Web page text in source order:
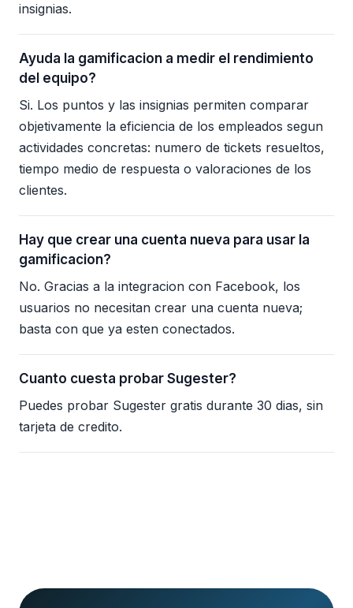
insignias.
Ayuda la gamificacion a medir el rendimiento
del equipo?
Si. Los puntos y las insignias permiten comparar
objetivamente la eficiencia de los empleados segun
actividades concretas: numero de tickets resueltos,
tiempo medio de respuesta o valoraciones de los
clientes.
Hay que crear una cuenta nueva para usar la
gamificacion?
No. Gracias a la integracion con Facebook, los
usuarios no necesitan crear una cuenta nueva;
basta con que ya esten conectados.
Cuanto cuesta probar Sugester?
Puedes probar Sugester gratis durante 30 dias, sin
tarjeta de credito.